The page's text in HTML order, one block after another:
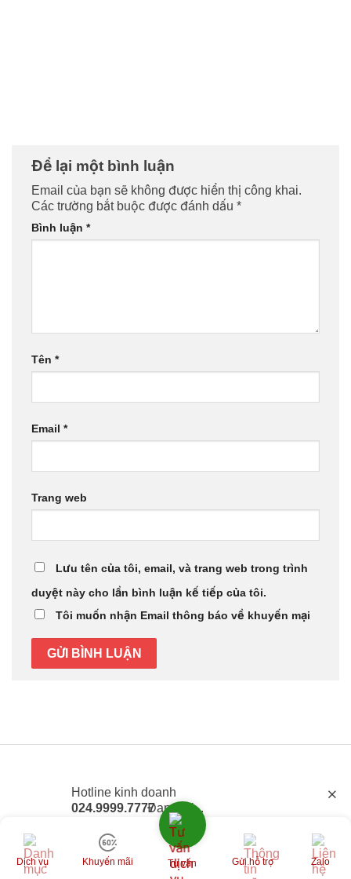
Để lại một bình luận
Email của bạn sẽ không được hiển thị công khai.
Các trường bắt buộc được đánh dấu *
Bình luận *
Tên *
Email *
Trang web
Lưu tên của tôi, email, và trang web trong trình
duyệt này cho lần bình luận kế tiếp của tôi.
Tôi muốn nhận Email thông báo về khuyến mại
Hotline kinh doanh
024.9999.7777
Hotline kỹ thuật
0777.247.777
Dịch vụ Khuyến mãi Tư vấn Gửi hỗ trợ Zalo
Đang tải...